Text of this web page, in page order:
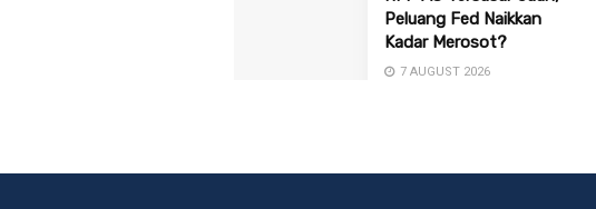
Peluang Fed Naikkan
Kadar Merosot?
7 AUGUST 2026